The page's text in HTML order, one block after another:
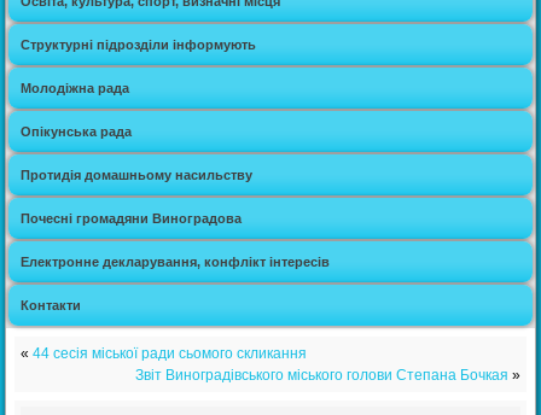
Структурні підрозділи інформують
Молодіжна рада
Опікунська рада
Протидія домашньому насильству
Почесні громадяни Виноградова
Електронне декларування, конфлікт інтересів
Контакти
«44 сесія міської ради сьомого скликання
Звіт Виноградівського міського голови Степана Бочкая »